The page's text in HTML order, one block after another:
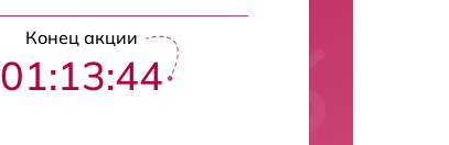
Конец акции
01:13:43